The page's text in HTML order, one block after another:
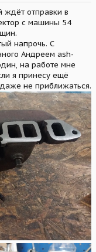
ждёт отправки в
с машины 54
напрочь. С
Андреем ash-
на работе мне
я принесу ещё
даже не приближаться.